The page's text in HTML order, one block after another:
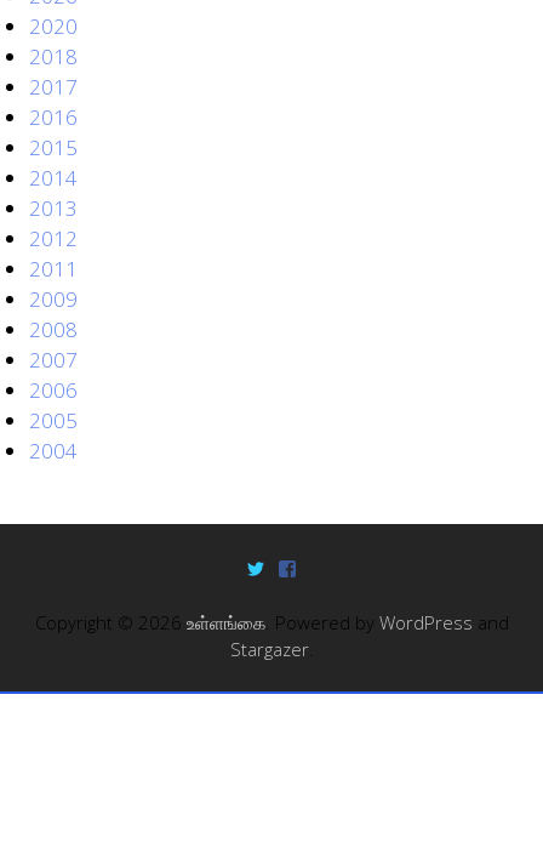
2020
2018
2017
2016
2015
2014
2013
2012
2011
2009
2008
2007
2006
2005
2004
Copyright © 2026 உள்ளங்கை. Powered by WordPress and
Stargazer.